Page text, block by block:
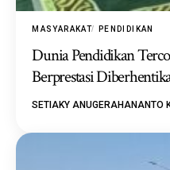
MASYARAKAT PENDIDIKAN
Dunia Pendidikan
Berprestasi
SETIAKY ANUGERAHANANTO